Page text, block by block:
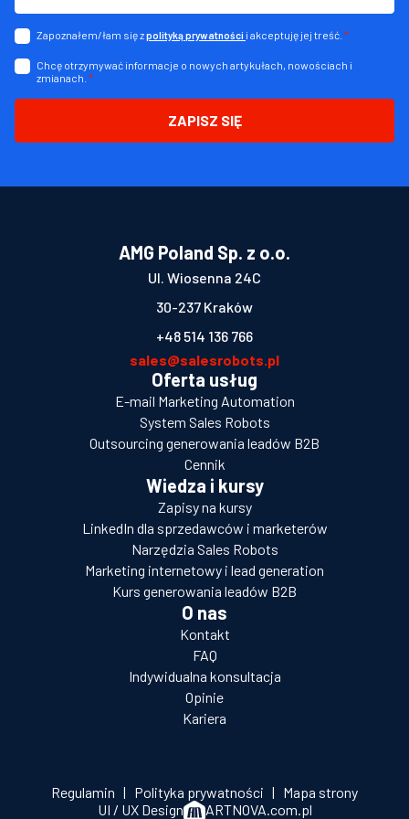
Zapoznałem/łam się zpolityką prywatności i akceptuję jej treść. *
Chcę otrzymywać informacje o nowych artykułach, nowościach i
zmianach. *
ZAPISZ SIĘ
AMG Poland Sp. z o.o.
Ul. Wiosenna 24C
30-237 Kraków
+48 514 136 766
sales@salesrobots.pl
Oferta usług
E-mail Marketing Automation
System Sales Robots
Outsourcing generowania leadów B2B
Cennik
Wiedza i kursy
Zapisy na kursy
LinkedIn dla sprzedawców i marketerów
Narzędzia Sales Robots
Marketing internetowy i lead generation
Kurs generowania leadów B2B
O nas
Kontakt
FAQ
Indywidualna konsultacja
Opinie
Kariera
Regulamin | Polityka prywatności | Mapa strony
UI / UX Design
ARTNOVA.com.pl